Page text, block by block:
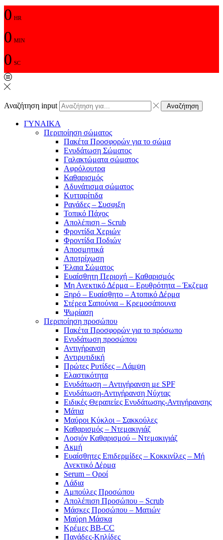
0 HR
0 MIN
0 SC
Αναζήτηση input Αναζήτηση
ΓΥΝΑΙΚΑ
Περιποίηση σώματος
Πακέτα Προσφορών για το σώμα
Ενυδάτωση Σώματος
Γαλακτώματα σώματος
Αφρόλουτρα
Καθαρισμός
Αδυνάτισμα σώματος
Κυτταρίτιδα
Ραγάδες – Συσφιξη
Τοπικό Πάχος
Απολέπιση – Scrub
Φροντίδα Χεριών
Φροντίδα Ποδιών
Αποσμητικά
Αποτρίχωση
Έλαια Σώματος
Ευαίσθητη Περιοχή – Καθαρισμός
Μη Ανεκτικό Δέρμα – Ερυθρότητα – Έκζεμα
Ξηρό – Ευαίσθητο – Ατοπικό Δέρμα
Στέρεα Σαπούνια – Κρεμοσάπουνα
Ψωρίαση
Περιποίηση προσώπου
Πακέτα Προσφορών για το πρόσωπο
Ενυδάτωση προσώπου
Αντιγήρανση
Αντιρυτιδική
Πρώτες Ρυτίδες – Λάμψη
Ελαστικότητα
Ενυδάτωση – Αντιγήρανση με SPF
Ενυδάτωση-Αντιγήρανση Νύχτας
Ειδικές Θεραπείες Ενυδάτωσης-Αντιγήρανσης
Μάτια
Μαύροι Κύκλοι – Σακκούλες
Καθαρισμός – Ντεμακιγιάζ
Λοσιόν Καθαρισμού – Ντεμακιγιάζ
Ακμή
Ευαίσθητες Επιδερμίδες – Κοκκινίλες – Μή
Ανεκτικό Δέρμα
Serum – Οροί
Λάδια
Αμπούλες Προσώπου
Απολέπιση Προσώπου – Scrub
Μάσκες Προσώπου – Ματιών
Μαύρη Μάσκα
Κρέμες BB-CC
Πανάδες-Κηλίδες